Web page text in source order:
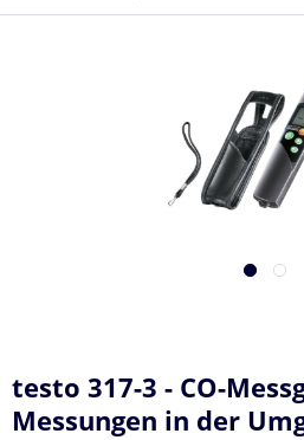
testo 317-3 - CO-
Messungen in der